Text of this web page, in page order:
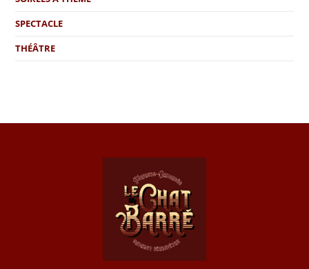
SPECTACLE
THÉÂTRE